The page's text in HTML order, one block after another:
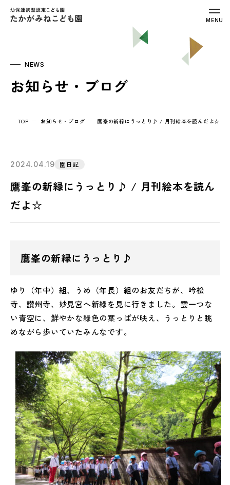
幼保連携型認定こども園 たかがみねこ
MENU
NEWS
お知らせ・ブログ
TOP お知らせ・ブログ 鷹峯の新緑にうっとり♪ / 月刊絵本を読んだよ☆
2024.04.19 園日記
鷹峯の新緑にうっとり♪ / 月刊絵本を読ん
だよ☆
鷹峯の新緑にうっとり♪
ゆり（年中）組、うめ（年長）組のお友だちが、吟松
寺、讃州寺、妙見宮へ新緑を見に行きました。雲一つな
い青空に、鮮やかな緑色の葉っぱが映え、うっとりと眺
めながら歩いていたみんなです。